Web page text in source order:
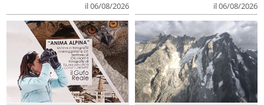
il 06/08/2026 il 06/08/2026